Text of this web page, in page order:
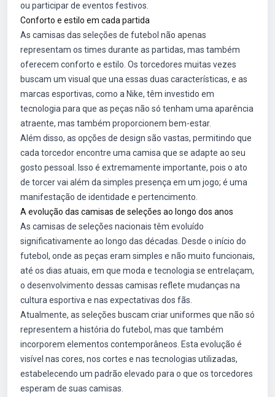
ou participar de eventos festivos.
Conforto e estilo em cada partida
As camisas das seleções de futebol não apenas
representam os times durante as partidas, mas também
oferecem conforto e estilo. Os torcedores muitas vezes
buscam um visual que una essas duas características, e as
marcas esportivas, como a Nike, têm investido em
tecnologia para que as peças não só tenham uma aparência
atraente, mas também proporcionem bem-estar.
Além disso, as opções de design são vastas, permitindo que
cada torcedor encontre uma camisa que se adapte ao seu
gosto pessoal. Isso é extremamente importante, pois o ato
de torcer vai além da simples presença em um jogo; é uma
manifestação de identidade e pertencimento.
A evolução das camisas de seleções ao longo dos anos
As camisas de seleções nacionais têm evoluído
significativamente ao longo das décadas. Desde o início do
futebol, onde as peças eram simples e não muito funcionais,
até os dias atuais, em que moda e tecnologia se entrelaçam,
o desenvolvimento dessas camisas reflete mudanças na
cultura esportiva e nas expectativas dos fãs.
Atualmente, as seleções buscam criar uniformes que não só
representem a história do futebol, mas que também
incorporem elementos contemporâneos. Esta evolução é
visível nas cores, nos cortes e nas tecnologias utilizadas,
estabelecendo um padrão elevado para o que os torcedores
esperam de suas camisas.